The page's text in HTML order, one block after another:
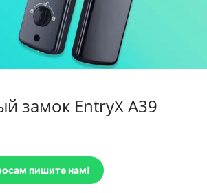
замок EntryX A39
пишите нам!